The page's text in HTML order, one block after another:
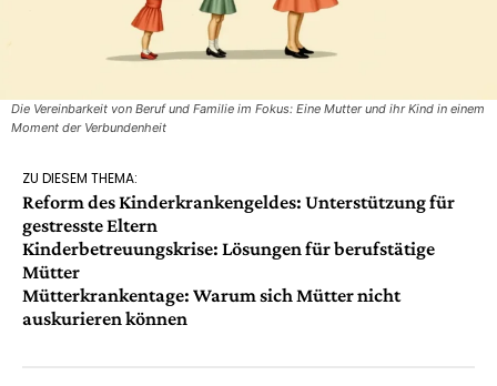
Die Vereinbarkeit von Beruf und Familie im Fokus: Eine Mutter und ihr Kind in einem
Moment der Verbundenheit
ZU DIESEM THEMA:
Reform des Kinderkrankengeldes: Unterstützung für
gestresste Eltern
Kinderbetreuungskrise: Lösungen für berufstätige
Mütter
Mütterkrankentage: Warum sich Mütter nicht
auskurieren können